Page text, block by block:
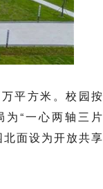
平方米。校园按
“一心两轴三片
面设为开放共享